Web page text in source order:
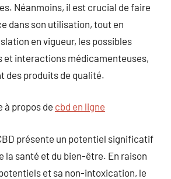
Néanmoins, il est crucial de faire
dans son utilisation, tout en
en vigueur, les possibles
et interactions médicamenteuses,
des produits de qualité.
à propos de cbd en ligne
présente un potentiel significatif
la santé et du bien-être. En raison
et sa non-intoxication, le